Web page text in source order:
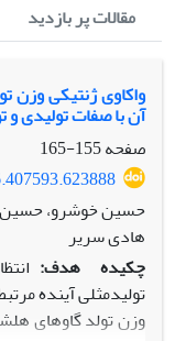
مقالات پر بازدید
واکاوی ژنتیکی وزن
آن با صفات تولیدی و
صفحه155-165
حسین خوشرو، حسین
هادی سریر
چکیده هدف:
تولیدمثلی آینده
وزن تولد گاوهای